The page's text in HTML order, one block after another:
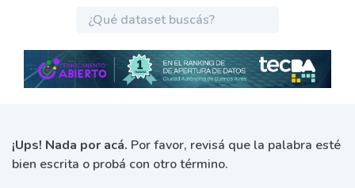
¡Ups! Nada por acá. Por favor, revisá que la palabra esté
bien escrita o probá con otro término.